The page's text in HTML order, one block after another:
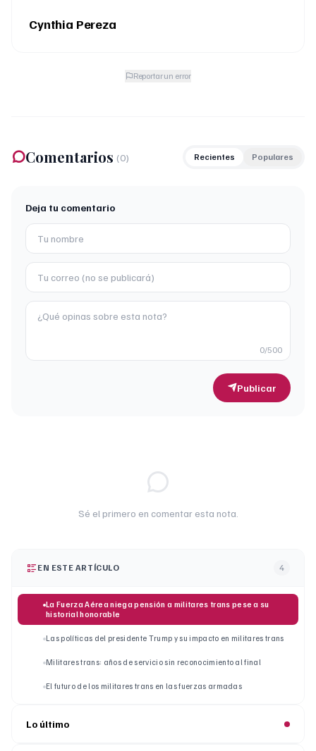
Cynthia Pereza
Reportar un error
Comentarios (0) Recientes Populares
Deja tu comentario
0/500
Publicar
Sé el primero en comentar esta nota.
EN ESTE ARTÍCULO 4
La Fuerza Aérea niega pensión a militares trans pese a su
historial honorable
Las políticas del presidente Trump y su impacto en militares trans
Militares trans: años de servicio sin reconocimiento al final
El futuro de los militares trans en las fuerzas armadas
Lo último